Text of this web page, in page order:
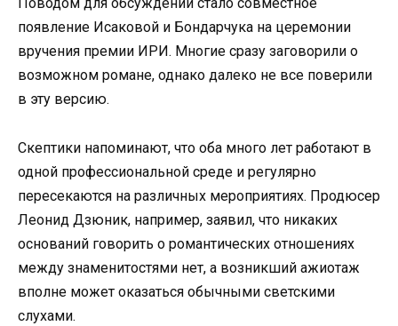
Поводом для обсуждений стало совместное
появление Исаковой и Бондарчука на церемонии
вручения премии ИРИ. Многие сразу заговорили о
возможном романе, однако далеко не все поверили
в эту версию.
Скептики напоминают, что оба много лет работают в
одной профессиональной среде и регулярно
пересекаются на различных мероприятиях. Продюсер
Леонид Дзюник, например, заявил, что никаких
оснований говорить о романтических отношениях
между знаменитостями нет, а возникший ажиотаж
вполне может оказаться обычными светскими
слухами.